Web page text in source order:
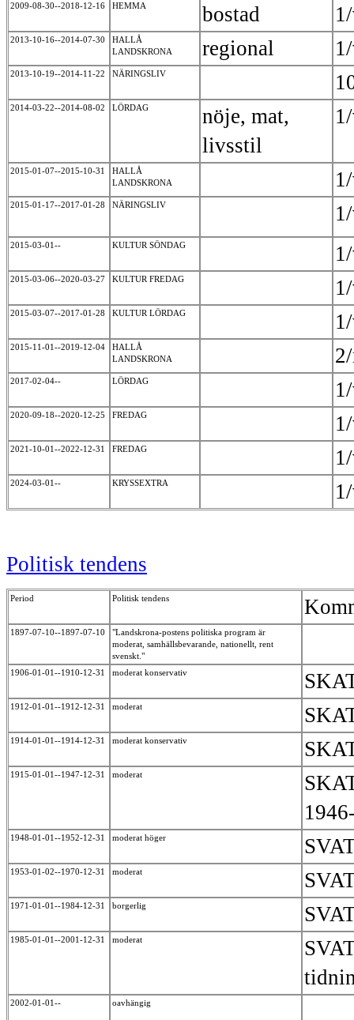
2009-08-30--2018-12-16 HEMMA bostad
2013-10-16--2014-07-30
HALLÅ
LANDSKRONA
regional
2013-10-19--2014-11-22 NÄRINGSLIV
2014-03-22--2014-08-02 LÖRDAG
nöje, mat,
livsstil
2015-01-07--2015-10-31
HALLÅ
LANDSKRONA
2015-01-17--2017-01-28 NÄRINGSLIV
2015-03-01-- KULTUR SÖNDAG
2015-03-06--2020-03-27 KULTUR FREDAG
2015-03-07--2017-01-28 KULTUR LÖRDAG
2015-11-01--2019-12-04
HALLÅ
LANDSKRONA
2017-02-04-- LÖRDAG
2020-09-18--2020-12-25 FREDAG
2021-10-01--2022-12-31 FREDAG
2024-03-01-- KRYSSEXTRA
Politisk tendens
Period Politisk tendens
1897-07-10--1897-07-10
"Landskrona-postens politiska program är
moderat, samhällsbevarande, nationellt, rent
svenskt."
1906-01-01--1910-12-31
moderat konservativ
1912-01-01--1912-12-31 moderat
1914-01-01--1914-12-31 moderat konservativ
1915-01-01--1947-12-31 moderat
1948-01-01--1952-12-31 moderat höger
1953-01-02--1970-12-31 moderat
1971-01-01--1984-12-31 borgerlig
1985-01-01--2001-12-31 moderat
2002-01-01-- oavhängig